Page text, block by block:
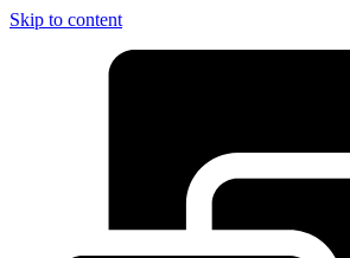
Skip to content